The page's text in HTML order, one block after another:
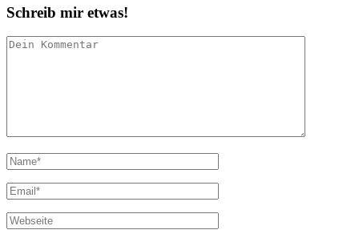
Schreib mir etwas!